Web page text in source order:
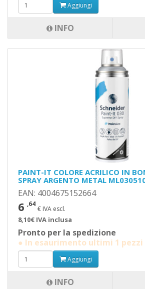
Aggiungi
INFO
PAINT-IT COLORE ACRILICO IN
SPRAY ARGENTO METAL
EAN: 4004675152664
6 ,64
€ IVA escl.
8,10€ IVA inclusa
Pronto per la spedizione
● In esaurimento ultimi 1 pezzi
Aggiungi
INFO